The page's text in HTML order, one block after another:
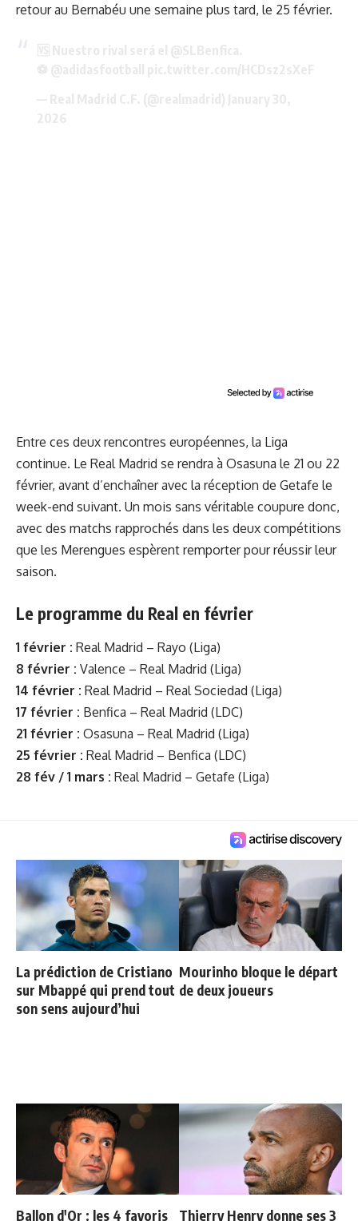
retour au Bernabéu une semaine plus tard, le 25 février.
Entre ces deux rencontres européennes, la Liga
continue. Le Real Madrid se rendra à Osasuna le 21 ou 22
février, avant d’enchaîner avec la réception de Getafe le
week-end suivant. Un mois sans véritable coupure donc,
avec des matchs rapprochés dans les deux compétitions
que les Merengues espèrent remporter pour réussir leur
saison.
Le programme du Real en février
1 février : Real Madrid – Rayo (Liga)
8 février : Valence – Real Madrid (Liga)
14 février : Real Madrid – Real Sociedad (Liga)
17 février : Benfica – Real Madrid (LDC)
21 février : Osasuna – Real Madrid (Liga)
25 février : Real Madrid – Benfica (LDC)
28 fév / 1 mars : Real Madrid – Getafe (Liga)
La prédiction de Cristiano
sur Mbappé qui prend tout
son sens aujourd’hui
Mourinho bloque le départ
de deux joueurs
Ballon d'Or : les 4 favoris Thierry Henry donne ses 3